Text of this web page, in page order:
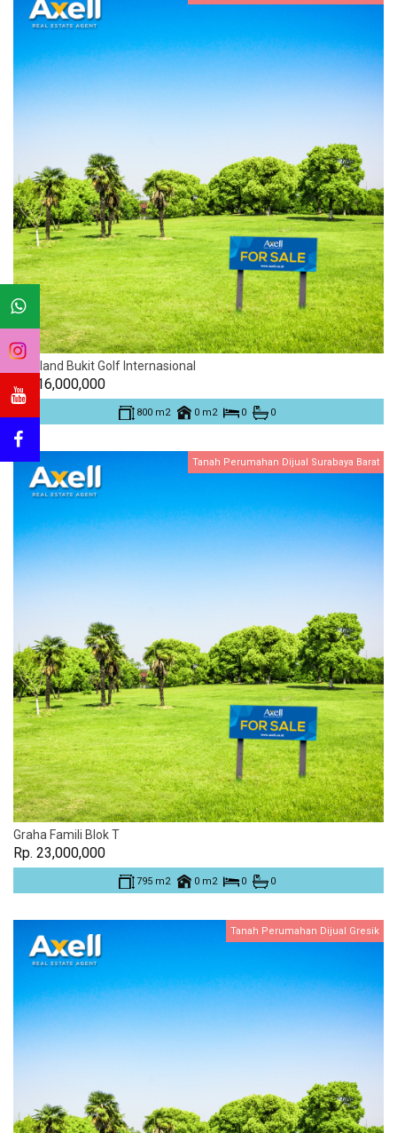
Citraland Bukit Golf Internasional
Rp. 16,000,000
800 m2 0 m2 0 0
Tanah Perumahan Dijual Surabaya Barat
Graha Famili Blok T
Rp. 23,000,000
795 m2 0 m2 0 0
Tanah Perumahan Dijual Gresik